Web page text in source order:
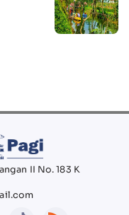
II No. 183 K